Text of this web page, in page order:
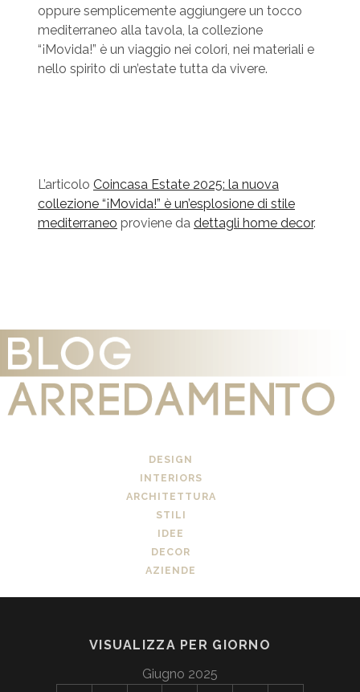
oppure semplicemente aggiungere un tocco
mediterraneo alla tavola, la collezione
“¡Movida!” è un viaggio nei colori, nei materiali e
nello spirito di un’estate tutta da vivere.
L’articolo Coincasa Estate 2025: la nuova
collezione “¡Movida!” è un’esplosione di stile
mediterraneo proviene da dettagli home decor.
DESIGN
INTERIORS
ARCHITETTURA
STILI
IDEE
DECOR
AZIENDE
VISUALIZZA PER GIORNO
Giugno 2025